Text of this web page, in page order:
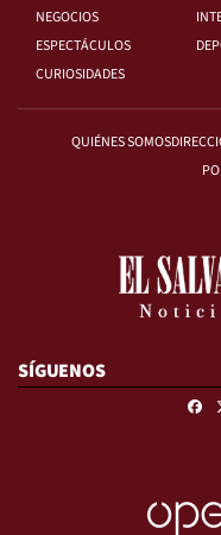
NEGOCIOS
ESPECTÁCULOS
CURIOSIDADES
QUIÉNES SOMOS
SÍGUENOS